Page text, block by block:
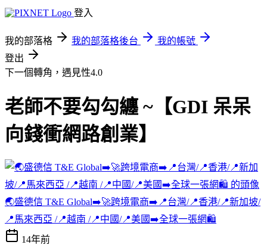
登入
我的部落格 我的部落格後台
我的帳號
登出
下一個轉角，遇見性4.0
老師不要勾勾纏 ~【GDI 呆呆
向錢衝網路創業】
🌏盛德信 T&E Global➡️🚀跨境電商➡️📍台灣/📍香港/📍新加坡/
📍馬來西亞 /📍越南 /📍中國/📍美國➡️全球一張網🛍️
14年前